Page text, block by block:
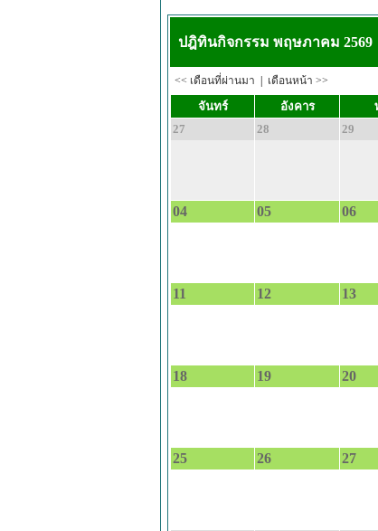
ปฎิทินกิจกรรม พฤษภาคม 2569
<< เดือนที่ผ่านมา | เดือนหน้า >>
จันทร์ อังคาร
27
28 29
04 05 06
11 12 13
18 19 20
25 26 27